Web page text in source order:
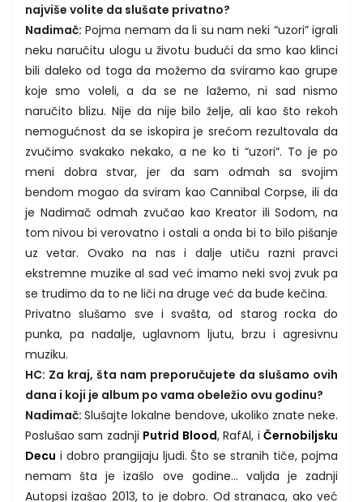
najviše volite da slušate privatno?
Nadimač: Pojma nemam da li su nam neki “uzori” igrali
neku naručitu ulogu u životu budući da smo kao klinci
bili daleko od toga da možemo da sviramo kao grupe
koje smo voleli, a da se ne lažemo, ni sad nismo
naručito blizu. Nije da nije bilo želje, ali kao što rekoh
nemogućnost da se iskopira je srećom rezultovala da
zvučimo svakako nekako, a ne ko ti “uzori”. To je po
meni dobra stvar, jer da sam odmah sa svojim
bendom mogao da sviram kao Cannibal Corpse, ili da
je Nadimač odmah zvučao kao Kreator ili Sodom, na
tom nivou bi verovatno i ostali a onda bi to bilo pišanje
uz vetar. Ovako na nas i dalje utiču razni pravci
ekstremne muzike al sad već imamo neki svoj zvuk pa
se trudimo da to ne liči na druge već da bude kečina.
Privatno slušamo sve i svašta, od starog rocka do
punka, pa nadalje, uglavnom ljutu, brzu i agresivnu
muziku.
HC: Za kraj, šta nam preporučujete da slušamo ovih
dana i koji je album po vama obeležio ovu godinu?
Nadimač:Slušajte lokalne bendove, ukoliko znate neke.
Poslušao sam zadnji Putrid Blood, RafAl, iČernobiljsku
Decu i dobro prangijaju ljudi. Što se stranih tiče, pojma
nemam šta je izašlo ove godine… valjda je zadnji
Autopsi izašao 2013, to je dobro. Od stranaca, ako već